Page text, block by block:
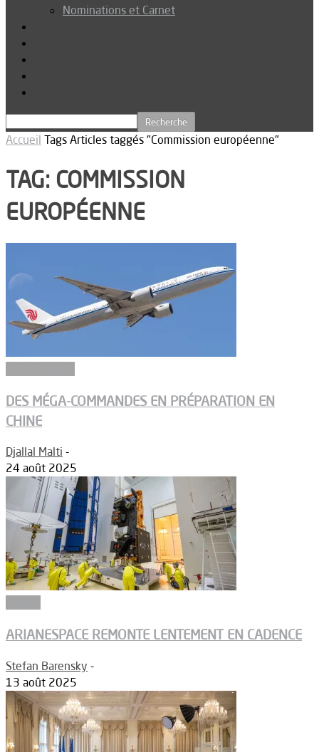
Nominations et Carnet
Accueil Tags Articles taggés "Commission européenne"
TAG: COMMISSION
EUROPÉENNE
DES MÉGA-COMMANDES EN PRÉPARATION EN
CHINE
Djallal Malti -
24 août 2025
ARIANESPACE REMONTE LENTEMENT EN CADENCE
Stefan Barensky -
13 août 2025